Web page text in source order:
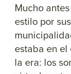
Mucho
estilo por
estaba en
la era: los